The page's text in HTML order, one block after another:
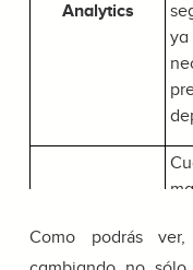
Analytics
Como podrás